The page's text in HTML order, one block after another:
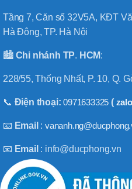
Tầng 7, Căn số 32V5A, KĐT
Hà Đông, TP. Hà Nội
🏙️ Chi nhánh TP. HCM:
228/55, Thống Nhất, P. 10, Q.
📞 Điện thoại:0971633325 ( zalo
📧 Email :
📧 Email : info@ducphong.vn